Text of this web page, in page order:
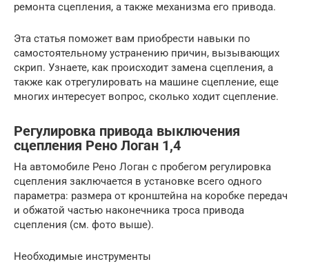
ремонта сцепления, а также механизма его привода.
Эта статья поможет вам приобрести навыки по
самостоятельному устранению причин, вызывающих
скрип. Узнаете, как происходит замена сцепления, а
также как отрегулировать на машине сцепление, еще
многих интересует вопрос, сколько ходит сцепление.
Регулировка привода выключения
сцепления Рено Логан 1,4
На автомобиле Рено Логан с пробегом регулировка
сцепления заключается в установке всего одного
параметра: размера от кронштейна на коробке передач
и обжатой частью наконечника троса привода
сцепления (см. фото выше).
Необходимые инструменты